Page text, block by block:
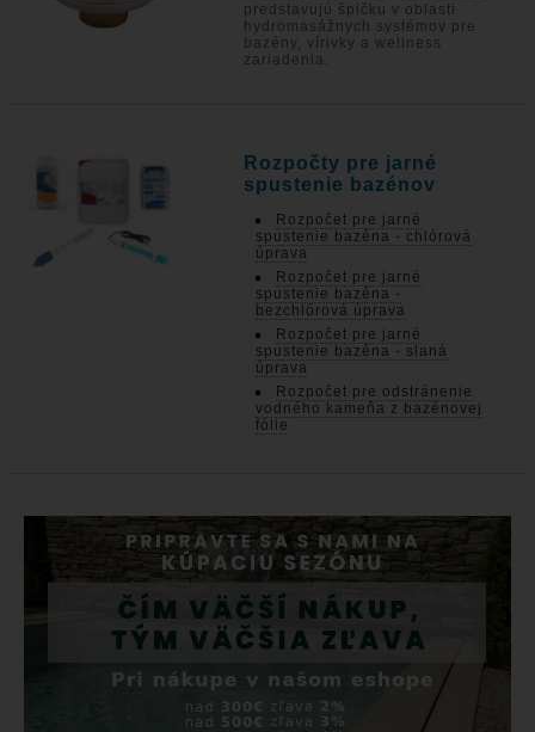
predstavujú špičku v oblasti
hydromasážnych systémov pre
bazény, vírivky a wellness
zariadenia.
Rozpočty pre jarné
spustenie bazénov
Rozpočet pre jarné
spustenie bazéna - chlórová
úprava
Rozpočet pre jarné
spustenie bazéna -
bezchlórová úprava
Rozpočet pre jarné
spustenie bazéna - slaná
úprava
Rozpočet pre odstránenie
vodného kameňa z bazénovej
fólie